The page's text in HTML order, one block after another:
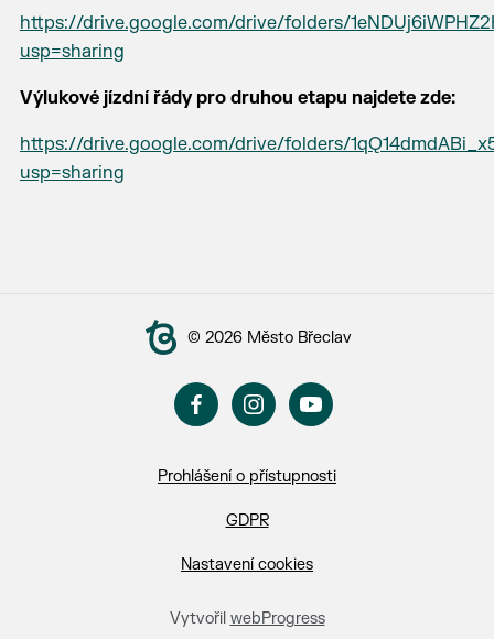
https://drive.google.com/drive/folders/
usp=sharing
Výlukové jízdní řády pro druhou etapu najdete zde:
https://drive.google.com/drive/folders/
usp=sharing
© 2026 Město Břeclav
Prohlášení o přístupnosti
GDPR
Nastavení cookies
Vytvořil webProgress